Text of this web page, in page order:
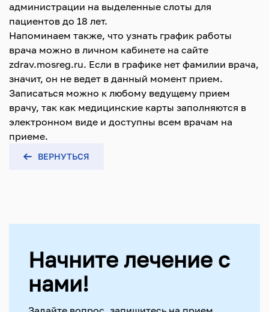
администрации на выделенные слоты для
пациентов до 18 лет.
Напоминаем также, что узнать график работы
врача можно в личном кабинете на сайте
zdrav.mosreg.ru. Если в графике нет фамилии врача,
значит, он не ведет в данный момент прием.
Записаться можно к любому ведущему прием
врачу, так как медицинские карты заполняются в
электронном виде и доступны всем врачам на
приеме.
ВЕРНУТЬСЯ
Начните лечение с
нами!